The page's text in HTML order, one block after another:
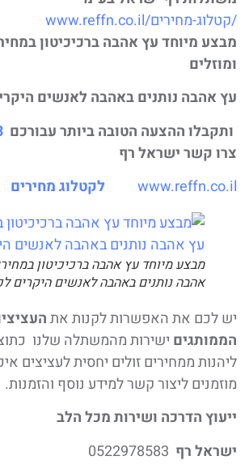
מיוחד עץ אהבה ברכיכיטון במחירים
נותנים באהבה לאנשים היקרים
ההצעה הטובה ביותר עבורכם
קשר ישראל רף
לקטלוג מחירים
מבצע מיוחד עץ אהבה ברכיכיטון במחירים
אהבה נותנים באהבה לאנשים היקרים לכם
את האפשרות לקנות אתהעציצים
ישירות מהמשתלה שלנו כתוצאה
ממחירים זולים יחסית לעציצים
ליצור קשר למידע נוסף והזמנות.
הדרכה ושירות מכל הלב
רף 0522978583